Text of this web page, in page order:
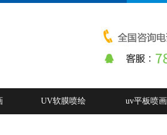
UV软膜喷绘 uv平板喷画